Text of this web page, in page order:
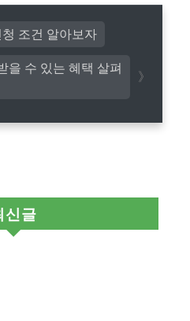
을 수 있는 혜택 살펴
조건 알아보자
신글